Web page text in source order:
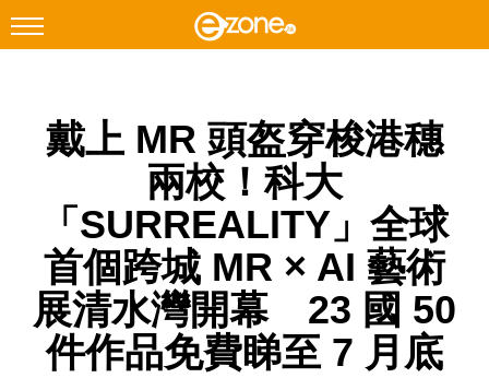
Facebook Instagram
遊戲動漫
教學評測
EduTech
戴上 MR 頭盔穿梭港穗
兩校！科大
「SURREALITY」全球
首個跨城 MR × AI 藝術
展清水灣開幕 23 國 50
件作品免費睇至 7 月底